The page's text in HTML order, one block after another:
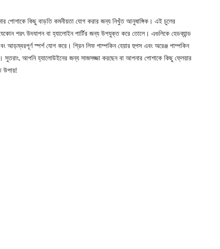
পোশাকে কিছু বাড়তি কমনীয়তা যোগ করার জন্য নিখুঁত আনুষাঙ্গিক। এই চুলের
শরৎ উদযাপন বা হ্যালোইন পার্টির জন্য উপযুক্ত করে তোলে। এগুলিকে হেডব্যান্ড
আড়ম্বরপূর্ণ স্পর্শ যোগ করে। গ্রিন লিফ পাম্পকিন হেয়ার হুপস এবং অরেঞ্জ পাম্পকিন
আপনি হ্যালোউইনের জন্য সাজসজ্জা করছেন বা আপনার পোশাকে কিছু ফ্লেয়ার
উপায়!